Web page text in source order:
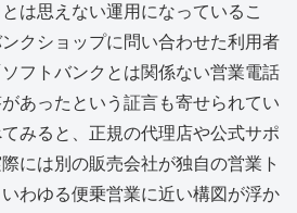
は思えない運用になっているこ
クショップに問い合わせた利用者
フトバンクとは関係ない営業電話
あったという証言も寄せられてい
みると、正規の代理店や公式サポ
には別の販売会社が独自の営業ト
わゆる便乗営業に近い構図が浮か